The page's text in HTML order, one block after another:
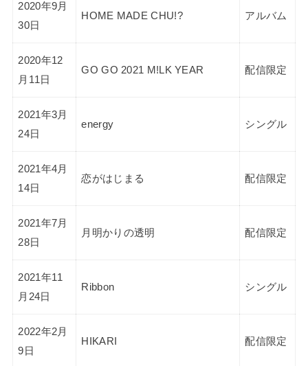
2020年9月
30日
HOME MADE CHU!? アルバム
2020年12
月11日
GO GO 2021 M!LK YEAR 配信限定
2021年3月
24日
energy シングル
2021年4月
14日
恋がはじまる 配信限定
2021年7月
28日
月明かりの透明 配信限定
2021年11
月24日
Ribbon シングル
2022年2月
9日
HIKARI 配信限定